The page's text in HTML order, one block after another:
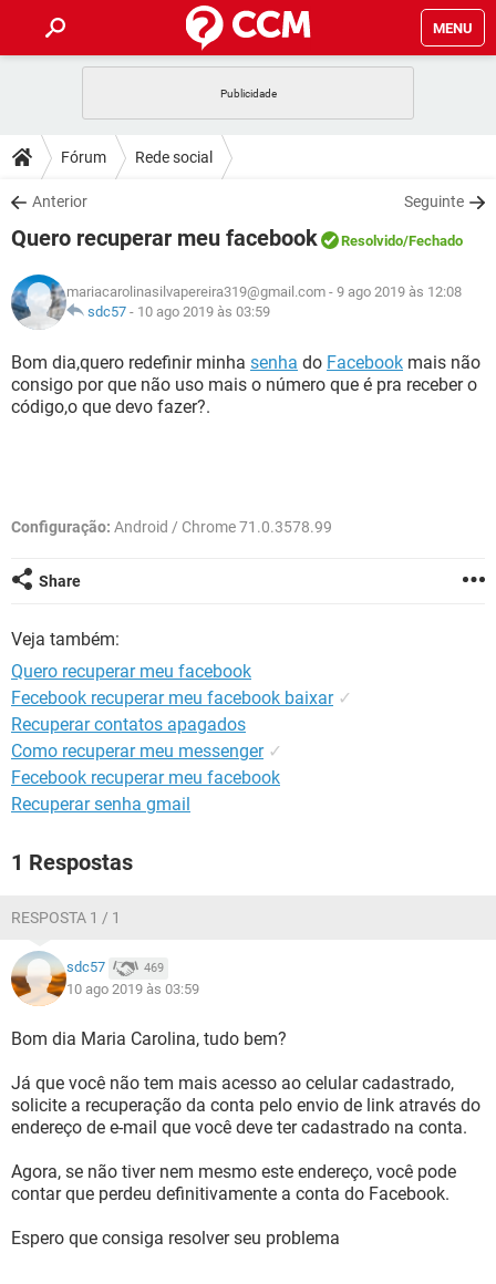
MENU
CELULAR
OUTLOOK
INSTAGRAM GMAIL
GUIA DE COMPRAS
DICAS
JOGOS
INSTAGRAM GMAIL
GUIA DE COMPRAS
DOWNLOADS
JOGOS WHATSAPP
CELULAR
OUTLOOK EXCEL
INSTAGRAM GMAIL
GUIA DE COMPRAS
FÓRUM
JOGOS WHATSAPP
CELULAR
OUTLOOK EXCEL
INSTAGRAM
GLOSSÁRIO
JOGOS WHATSAPP
CELULAR FACEBOOK
Fórum Rede social
Anterior Seguinte
Quero recuperar meu facebook Resolvido/Fechado
mariacarolinasilvapereira319@gmail.com - 9 ago 2019 às 12:08
sdc57 - 10 ago 2019 às 03:59
Bom dia,quero redefinir minha senha do Facebook mais não
consigo por que não uso mais o número que é pra receber o
código,o que devo fazer?.
Configuração: Android / Chrome 71.0.3578.99
Share
Veja também:
Quero recuperar meu facebook
Fecebook recuperar meu facebook baixar ✓
Recuperar contatos apagados
Como recuperar meu messenger ✓
Fecebook recuperar meu facebook
Recuperar senha gmail
1 Respostas
RESPOSTA 1 / 1
sdc57 469
10 ago 2019 às 03:59
Bom dia Maria Carolina, tudo bem?
Já que você não tem mais acesso ao celular cadastrado,
solicite a recuperação da conta pelo envio de link através do
endereço de e-mail que você deve ter cadastrado na conta.
Agora, se não tiver nem mesmo este endereço, você pode
contar que perdeu definitivamente a conta do Facebook.
Espero que consiga resolver seu problema